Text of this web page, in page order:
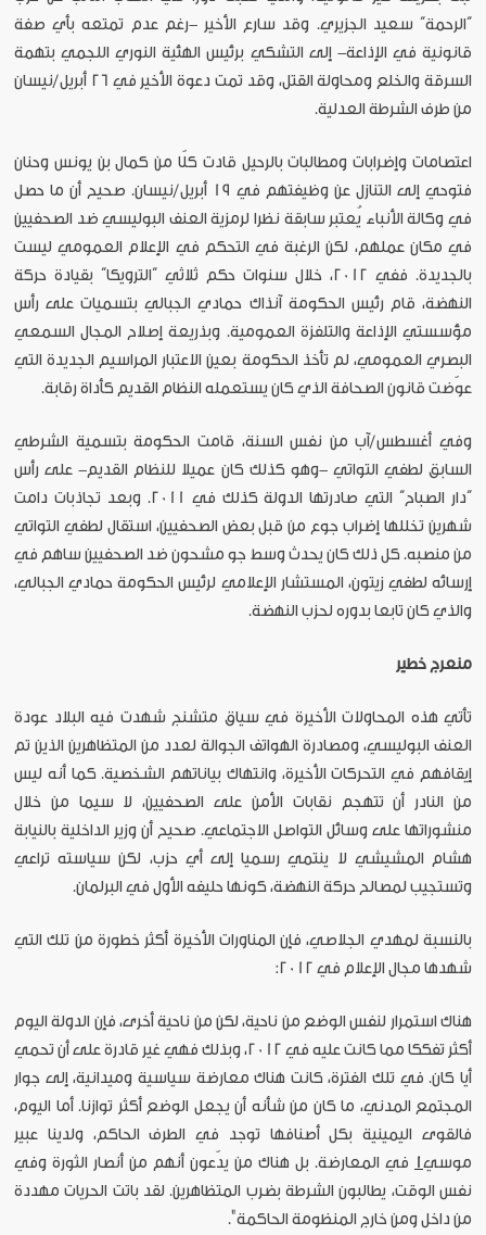
“الرحمة” سعيد الجزيري. وقد سارع الأخير -رغم عدم تمتعه بأي صفة
قانونية في الإذاعة- إلى التشكي برئيس الهئية النوري اللجمي بتهمة
السرقة والخلع ومحاولة القتل، وقد تمت دعوة الأخير في 26 أبريل/نيسان
من طرف الشرطة العدلية.
اعتصامات وإضرابات ومطالبات بالرحيل قادت كلّا من كمال بن يونس وحنان
فتوحي إلى التنازل عن وظيفتهم في 19 أبريل/نيسان. صحيح أن ما حصل
في وكالة الأنباء يُعتبر سابقة نظرا لرمزية العنف البوليسي ضد الصحفيين
في مكان عملهم، لكن الرغبة في التحكم في الإعلام العمومي ليست
بالجديدة. ففي 2012، خلال سنوات حكم ثلاثي “الترويكا” بقيادة حركة
النهضة، قام رئيس الحكومة آنذاك حمادي الجبالي بتسميات على رأس
مؤسستي الإذاعة والتلفزة العمومية. وبذريعة إصلاح المجال السمعي
البصري العمومي، لم تأخذ الحكومة بعين الاعتبار المراسيم الجديدة التي
عوّضت قانون الصحافة الذي كان يستعمله النظام القديم كأداة رقابة.
وفي أغسطس/آب من نفس السنة، قامت الحكومة بتسمية الشرطي
السابق لطفي التواتي -وهو كذلك كان عميلا للنظام القديم- على رأس
“دار الصباح” التي صادرتها الدولة كذلك في 2011. وبعد تجاذبات دامت
شهرين تخللها إضراب جوع من قبل بعض الصحفيين، استقال لطفي التواتي
من منصبه. كل ذلك كان يحدث وسط جو مشحون ضد الصحفيين ساهم في
إرسائه لطفي زيتون، المستشار الإعلامي لرئيس الحكومة حمادي الجبالي،
والذي كان تابعا بدوره لحزب النهضة.
منعرج خطير
تأتي هذه المحاولات الأخيرة في سياق متشنج شهدت فيه البلاد عودة
العنف البوليسي، ومصادرة الهواتف الجوالة لعدد من المتظاهرين الذين تم
إيقافهم في التحركات الأخيرة، وانتهاك بياناتهم الشخصية. كما أنه ليس
من النادر أن تتهجم نقابات الأمن على الصحفيين، لا سيما من خلال
منشوراتها على وسائل التواصل الاجتماعي. صحيح أن وزير الداخلية بالنيابة
هشام المشيشي لا ينتمي رسميا إلى أي حزب، لكن سياسته تراعي
وتستجيب لمصالح حركة النهضة، كونها حليفه الأول في البرلمان.
بالنسبة لمهدي الجلاصي، فإن المناورات الأخيرة أكثر خطورة من تلك التي
شهدها مجال الإعلام في 2012:
هناك استمرار لنفس الوضع من ناحية، لكن من ناحية أخرى، فإن الدولة اليوم
أكثر تفككا مما كانت عليه في 2012، وبذلك فهي غير قادرة على أن تحمي
أيا كان. في تلك الفترة، كانت هناك معارضة سياسية وميدانية، إلى جوار
المجتمع المدني، ما كان من شأنه أن يجعل الوضع أكثر توازنا. أما اليوم،
فالقوى اليمينية بكل أصنافها توجد في الطرف الحاكم، ولدينا عبير
موسي1 في المعارضة. بل هناك من يدّعون أنهم من أنصار الثورة وفي
نفس الوقت، يطالبون الشرطة بضرب المتظاهرين. لقد باتت الحريات مهددة
من داخل ومن خارج المنظومة الحاكمة".